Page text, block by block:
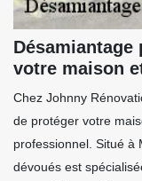
votre maison
Chez Johnny
de protéger votre
professionnel. Situé à
dévoués est